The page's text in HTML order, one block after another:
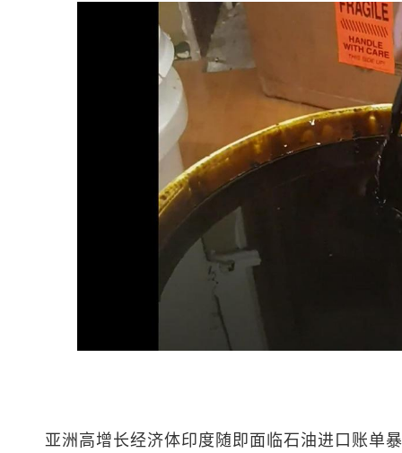
亚洲高增长经济体印度随即面临石油进口账单